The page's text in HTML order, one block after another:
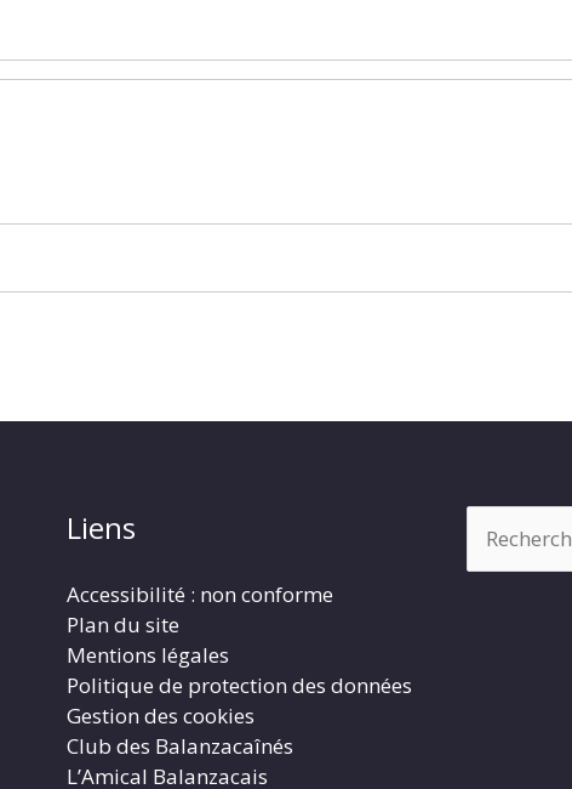
Liens
Accessibilité : non conforme
Plan du site
Mentions légales
Politique de protection des données
Gestion des cookies
Club des Balanzacaînés
L’Amical Balanzacais